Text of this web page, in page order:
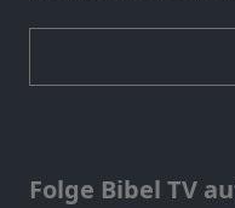
Folge Bibel TV